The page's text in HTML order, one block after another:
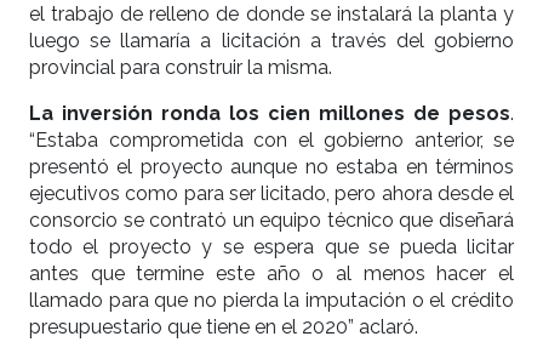
el trabajo de relleno de donde se instalará la planta y
luego se llamaría a licitación a través del gobierno
provincial para construir la misma.
La inversión ronda los cien millones de pesos.
“Estaba comprometida con el gobierno anterior, se
presentó el proyecto aunque no estaba en términos
ejecutivos como para ser licitado, pero ahora desde el
consorcio se contrató un equipo técnico que diseñará
todo el proyecto y se espera que se pueda licitar
antes que termine este año o al menos hacer el
llamado para que no pierda la imputación o el crédito
presupuestario que tiene en el 2020” aclaró.